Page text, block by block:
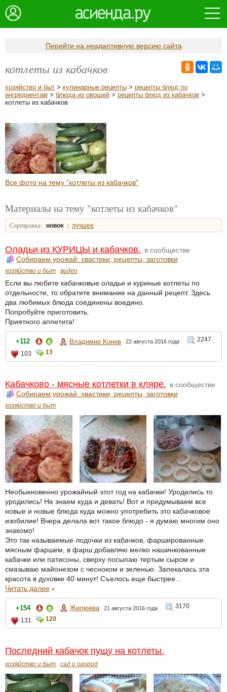
Перейти на неадаптивную версию сайта
котлеты из кабачков
хозяйство и быт > кулинарные рецепты > рецепты блюд по
ингредиентам > блюда из овощей > рецепты блюд из кабачков >
котлеты из кабачков
Все фото на тему "котлеты из кабачков"
Материалы на тему "котлеты из кабачков"
Сортировка: новое | лучшее
Оладьи из КУРИЦЫ и кабачков. в сообществе
Собираем урожай: хвастики, рецепты, заготовки
хозяйство и быт видео
Если вы любите кабачковые оладьи и куриные котлеты по
отдельности, то обратите внимание на данный рецепт. Здесь
два любимых блюда соединены воедино.
Попробуйте приготовить.
Приятного аппетита!
+112 Владимир Конев 22 августа 2016 года
2247
103
13
Кабачково - мясные котлетки в кляре. в сообществе
Собираем урожай: хвастики, рецепты, заготовки
хозяйство и быт
Необыкновенно урожайный этот год на кабачки! Уродились то
уродились! Не знаем куда и девать! Вот и придумываем все
новые и новые блюда куда можно употребить это кабачковое
изобилие! Вчера делала вот такое блюдо - я думаю многим оно
знакомо!
Это так называемые лодочки из кабачков, фаршированные
мясным фаршем, в фарш добавляю мелко нашинкованные
кабачки или патисоны, сверху посыпаю тертым сыром и
смазываю майонезом с чесноком и зеленью. Запекалась эта
красота в духовке 40 минут! Съелось еще быстрее...
Читать далее»
+154 Жилюева 21 августа 2016 года
3170
131
120
Последний кабачок пущу на котлеты.
хозяйство и быт сад и огород